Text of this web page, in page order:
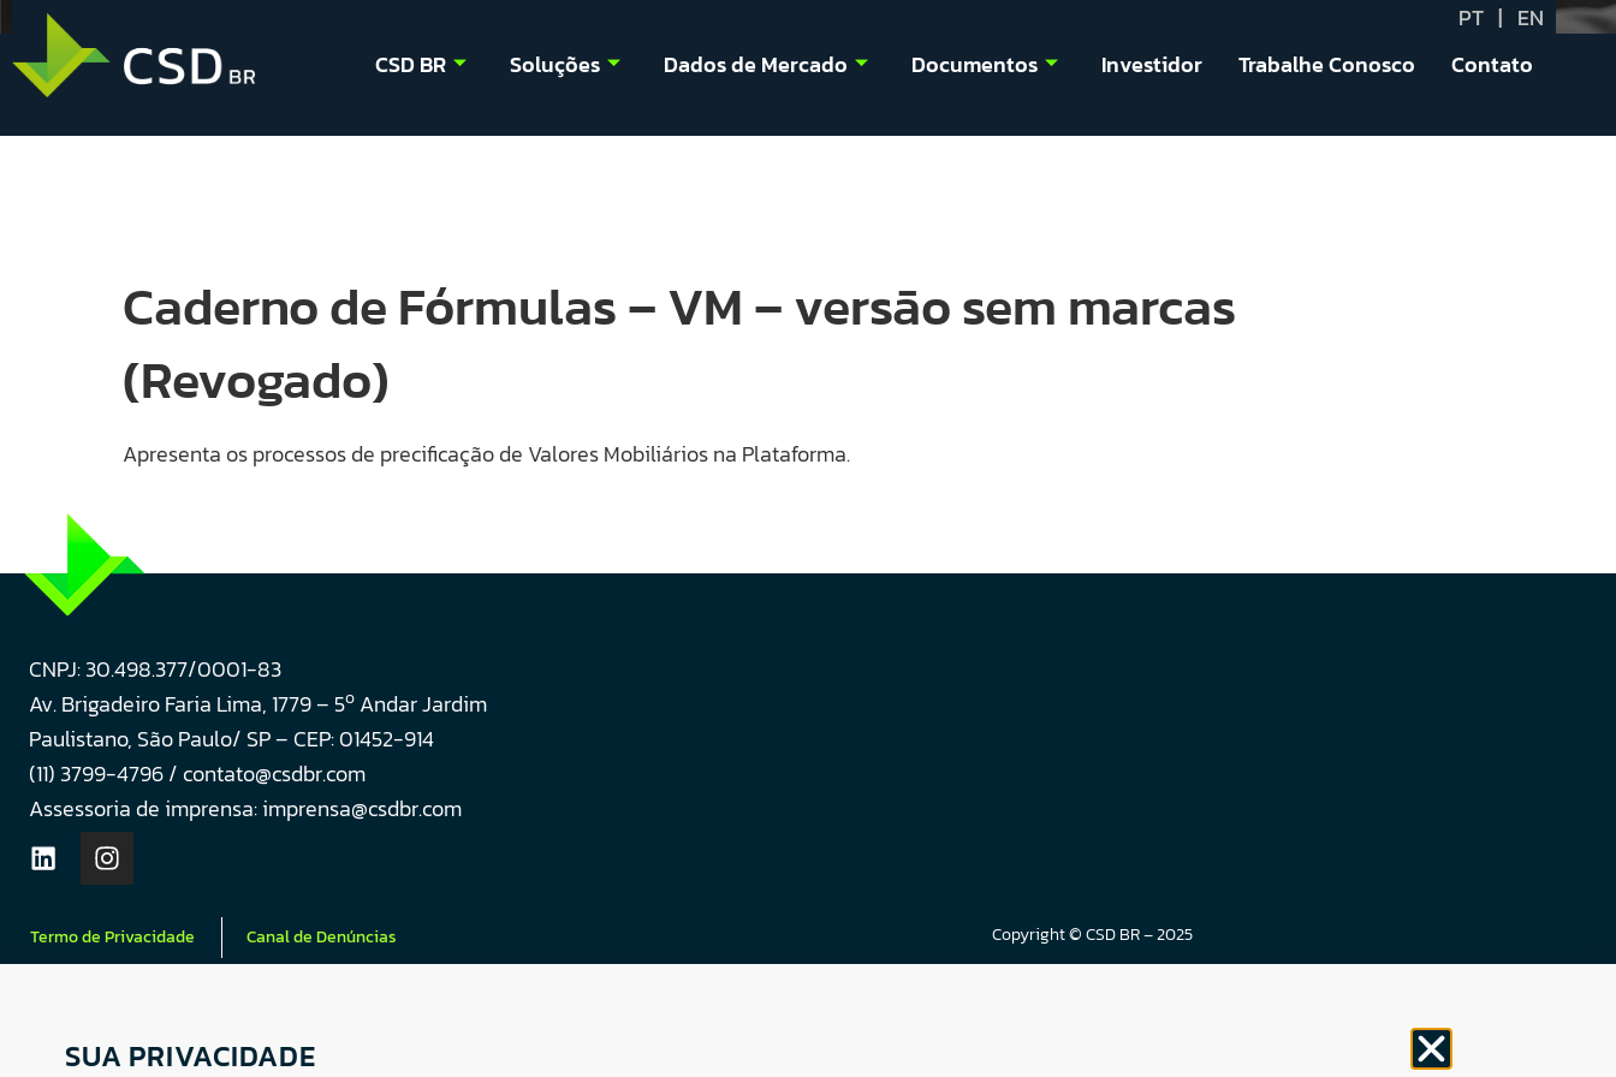
PT | EN
CSD BR
Soluções Dados de Mercado Documentos Investidor Trabalhe Conosco Contato
Caderno de Fórmulas – VM – versão sem marcas
(Revogado)
Apresenta os processos de precificação de Valores Mobiliários na Plataforma.
CNPJ: 30.498.377/0001-83
Av. Brigadeiro Faria Lima, 1779 – 5o Andar Jardim
Paulistano, São Paulo/ SP – CEP: 01452-914
(11) 3799-4796 / contato@csdbr.com
Assessoria de imprensa: imprensa@csdbr.com
Termo de Privacidade Canal de Denúncias Copyright © CSD BR – 2025
SUA PRIVACIDADE